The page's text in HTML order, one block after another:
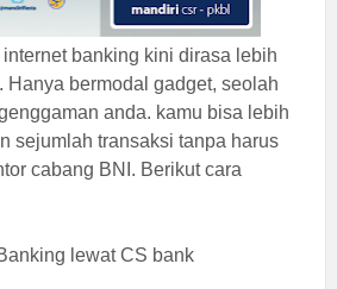
banking kini dirasa lebih
Hanya bermodal gadget, seolah
anda. kamu bisa lebih
sejumlah transaksi tanpa harus
cabang BNI. Berikut cara
lewat CS bank